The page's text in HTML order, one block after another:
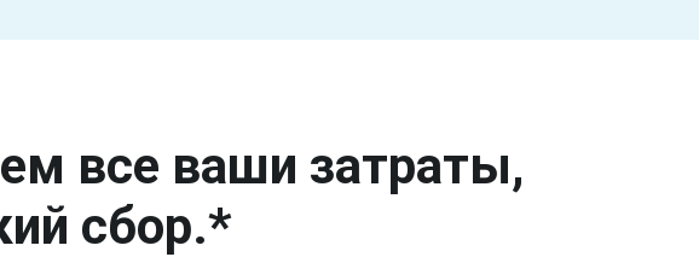
все ваши затраты,
сбор.*